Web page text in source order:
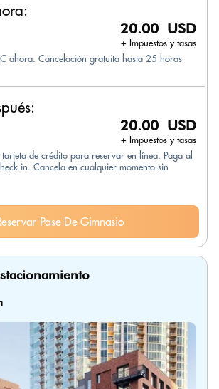
20.00 USD
+ Impuestos y tasas
ahora. Cancelación gratuita hasta 25 horas
20.00 USD
+ Impuestos y tasas
tarjeta de crédito para reservar en línea. Paga al
in. Cancela en cualquier momento sin
Pase De Gimnasio